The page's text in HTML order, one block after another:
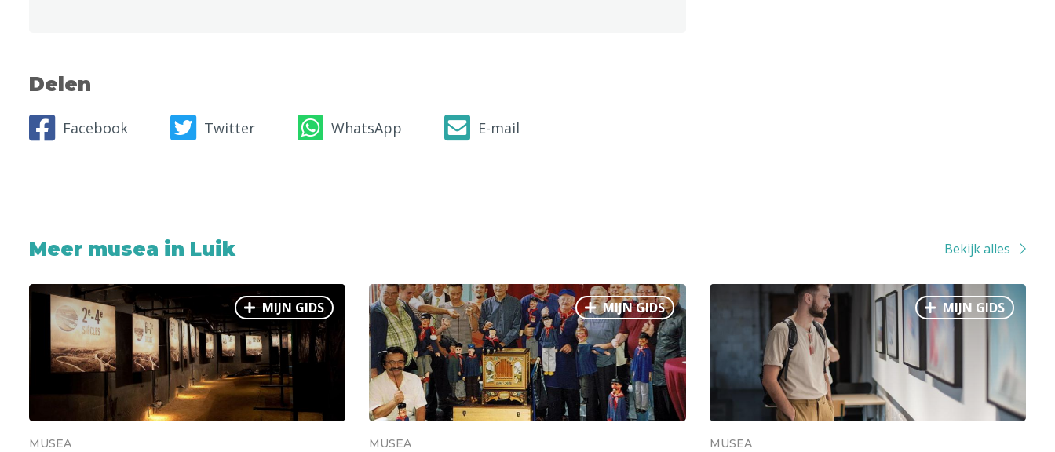
Delen
Facebook Twitter WhatsApp E-mail
Meer musea in Luik Bekijk alles
MIJN GIDS
MUSEA
MIJN GIDS
MUSEA
MIJN GIDS
MUSEA